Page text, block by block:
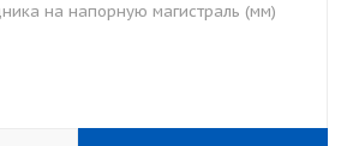
на напорную магистраль (мм)